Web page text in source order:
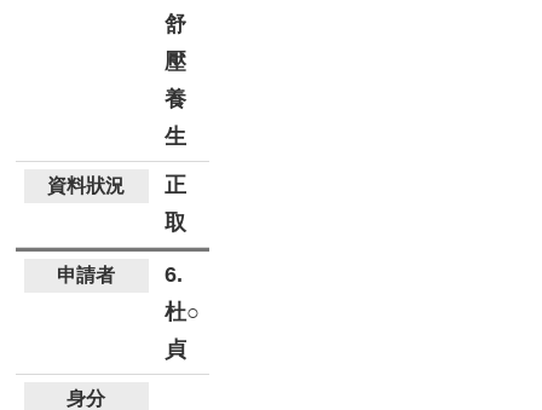
舒
壓
養
生
正
取
6.
杜○
貞